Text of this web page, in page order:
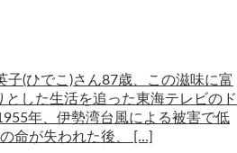
(ひでこ)さん87歳、この滋味に富
とした生活を追った東海テレビのド
年、伊勢湾台風による被害で低
命が失われた後、 […]